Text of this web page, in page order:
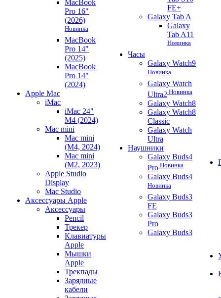
MacBook
Pro 16"
(2026)
Новинка
MacBook
Pro 14"
(2025)
MacBook
Pro 14"
(2024)
Apple Mac
iMac
iMac 24"
M4 (2024)
Mac mini
Mac mini
(M4, 2024)
Mac mini
(M2, 2023)
Apple Studio
Display
Mac Studio
Аксессуары Apple
Аксессуары
Pencil
Трекер
Клавиатуры
Apple
Мышки
Apple
Трекпады
Зарядные
кабели
FE+
Galaxy Tab A
Galaxy
Tab A11
Новинка
Часы
Galaxy Watch9
Новинка
Galaxy Watch
Ultra2 Новинка
Galaxy Watch8
Galaxy Watch8
Classic
Galaxy Watch
Ultra
Наушники
Galaxy Buds4
Pro Новинка
Galaxy Buds4
Новинка
Galaxy Buds3
FE
Galaxy Buds3
Pro
Galaxy Buds3